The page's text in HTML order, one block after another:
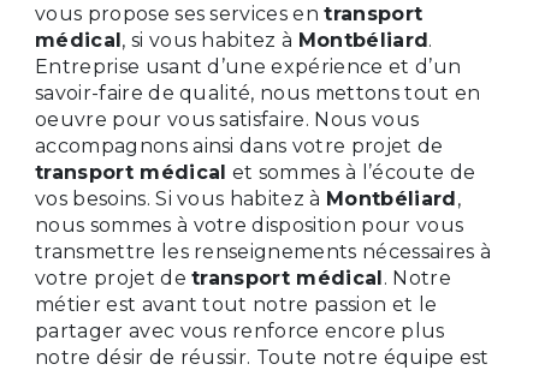
vous propose ses services entransport
médical, si vous habitez à Montbéliard.
Entreprise usant d’une expérience et d’un
savoir-faire de qualité, nous mettons tout en
oeuvre pour vous satisfaire. Nous vous
accompagnons ainsi dans votre projet de
transport médical et sommes à l’écoute de
vos besoins. Si vous habitez à Montbéliard,
nous sommes à votre disposition pour vous
transmettre les renseignements nécessaires à
votre projet detransport médical. Notre
métier est avant tout notre passion et le
partager avec vous renforce encore plus
notre désir de réussir. Toute notre équipe est